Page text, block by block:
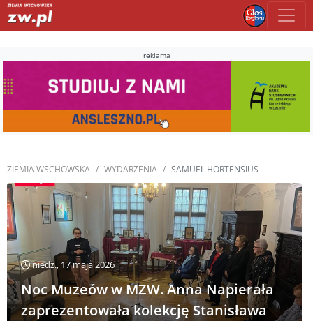
reklama
ZIEMIA WSCHOWSKA WYDARZENIA SAMUEL HORTENSIUS
niedz., 17 maja 2026
Noc Muzeów w MZW. Anna Napierała
zaprezentowała kolekcję Stanisława